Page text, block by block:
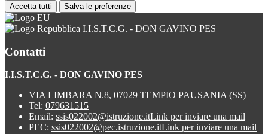
Accetta tutti Salva le preferenze
I.I.S.T.C.G. - DON GAVINO PES
Contatti
I.I.S.T.C.G. - DON GAVINO PES
VIA LIMBARA N.8, 07029 TEMPIO PAUSANIA (SS)
Tel: 079631515
Email: ssis022002@istruzione.itLink per inviare una mail
PEC: ssis022002@pec.istruzione.itLink per inviare una mail